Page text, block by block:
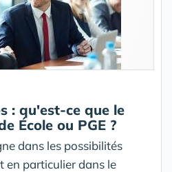
: qu'est-ce que le
École ou PGE ?
dans les possibilités
en particulier dans le